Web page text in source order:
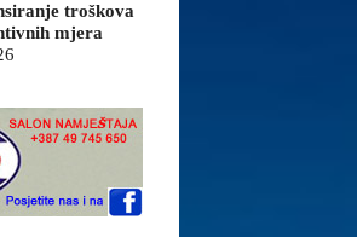
troškova
mjera